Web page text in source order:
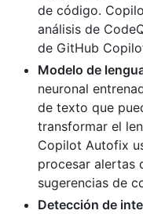
de código.
análisis de
de GitHub
Modelo de
neuronal
de texto que
transformar el
Copilot Autofix
procesar alertas
sugerencias de
Detección de